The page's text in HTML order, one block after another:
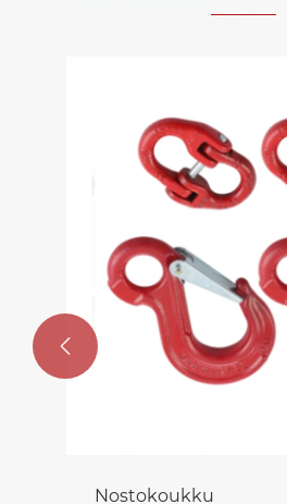
Nostokoukku
